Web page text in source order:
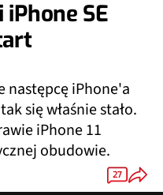
SE
następcę iPhone'a
się właśnie stało.
iPhone 11
obudowie.
27